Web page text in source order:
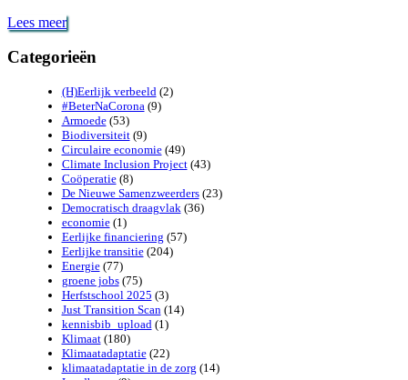
Lees meerIndustrie
baas
van
milieubeleid?
Categorieën
(H)Eerlijk verbeeld(2)
#BeterNaCorona(9)
Armoede(53)
Biodiversiteit(9)
Circulaire economie(49)
Climate Inclusion Project(43)
Coöperatie(8)
De Nieuwe Samenzweerders(23)
Democratisch draagvlak(36)
economie(1)
Eerlijke financiering (57)
Eerlijke transitie(204)
Energie(77)
groene jobs(75)
Herfstschool 2025 (3)
Just Transition Scan(14)
kennisbib_upload(1)
Klimaat(180)
Klimaatadaptatie(22)
klimaatadaptatie in de zorg (14)